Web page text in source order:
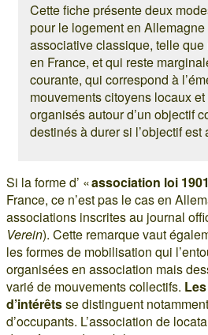
Cette fiche présente deux
pour le logement en
associative classique, telle
en France, et qui reste
courante, qui correspond à
mouvements citoyens locaux
organisés autour d’un objectif
destinés à durer si l’objectif est
Si la forme d’ «association loi 1901
France, ce n’est pas le cas en
associations inscrites au journal
Verein). Cette remarque vaut
les formes de mobilisation qui
organisées en association mais
varié de mouvements collectifs.
d’intérêtsse distinguent
d’occupants. L’association de